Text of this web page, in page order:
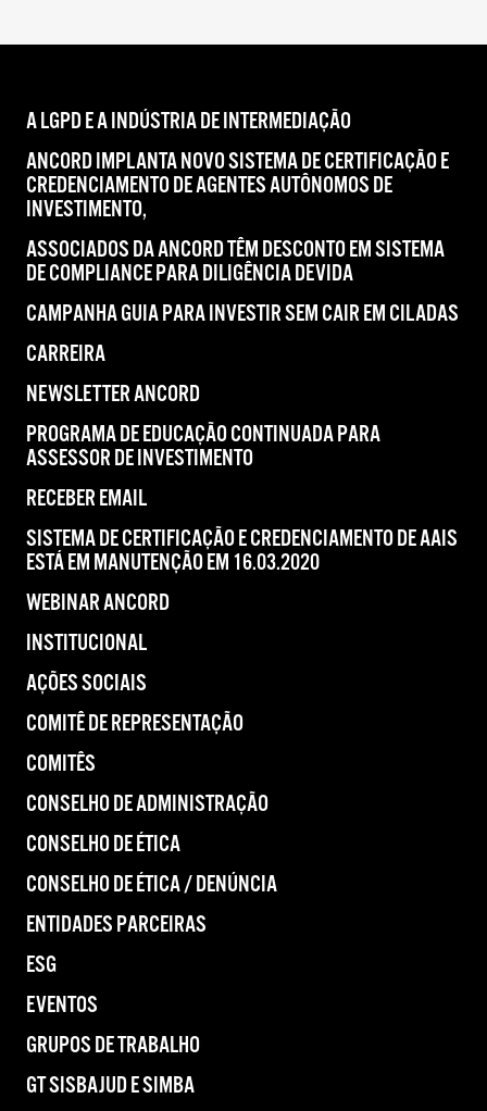
A LGPD E A INDÚSTRIA DE INTERMEDIAÇÃO
ANCORD IMPLANTA NOVO SISTEMA DE CERTIFICAÇÃO E
CREDENCIAMENTO DE AGENTES AUTÔNOMOS DE
INVESTIMENTO,
ASSOCIADOS DA ANCORD TÊM DESCONTO EM SISTEMA
DE COMPLIANCE PARA DILIGÊNCIA DEVIDA
CAMPANHA GUIA PARA INVESTIR SEM CAIR EM CILADAS
CARREIRA
NEWSLETTER ANCORD
PROGRAMA DE EDUCAÇÃO CONTINUADA PARA
ASSESSOR DE INVESTIMENTO
RECEBER EMAIL
SISTEMA DE CERTIFICAÇÃO E CREDENCIAMENTO DE AAIS
ESTÁ EM MANUTENÇÃO EM 16.03.2020
WEBINAR ANCORD
INSTITUCIONAL
AÇÕES SOCIAIS
COMITÊ DE REPRESENTAÇÃO
COMITÊS
CONSELHO DE ADMINISTRAÇÃO
CONSELHO DE ÉTICA
CONSELHO DE ÉTICA / DENÚNCIA
ENTIDADES PARCEIRAS
ESG
EVENTOS
GRUPOS DE TRABALHO
GT SISBAJUD E SIMBA